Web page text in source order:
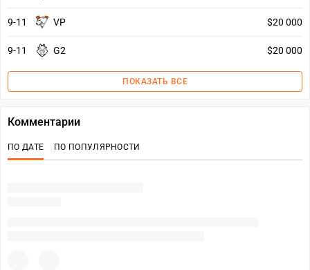
9-11 VP $20 000
9-11 G2 $20 000
ПОКАЗАТЬ ВСЕ
Комментарии
ПО ДАТЕ ПО ПОПУЛЯРНОСТИ